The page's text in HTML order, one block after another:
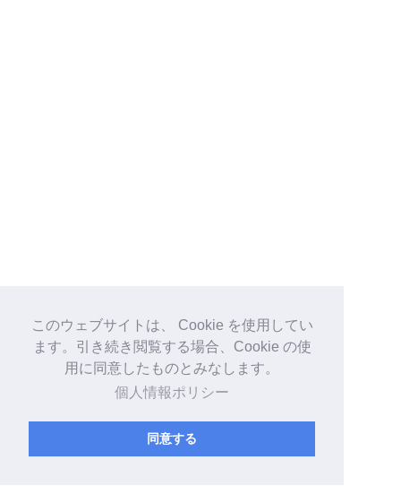
このウェブサイトは、 Cookie を使用してい
ます。引き続き閲覧する場合、Cookie の使
用に同意したものとみなします。
個人情報ポリシー
同意する